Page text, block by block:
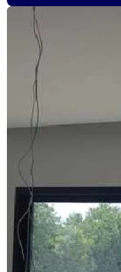
Fábrica janela
Fábrica de janela
Fábrica de janela
Fábrica de porta
Fábrica de tela
Fabricante de
Fabricante
Fabricante de janela
Fabricante de